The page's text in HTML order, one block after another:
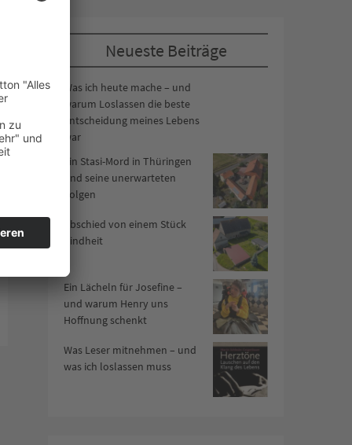
Neueste Beiträge
Was ich heute mache – und
warum Loslassen die beste
Entscheidung meines Lebens
war
Ein Stasi-Mord in Thüringen
und seine unerwarteten
Folgen
Abschied von einem Stück
Kindheit
Ein Lächeln für Josefine –
und warum Henry uns
Hoffnung schenkt
Was Leser mitnehmen – und
was ich loslassen muss